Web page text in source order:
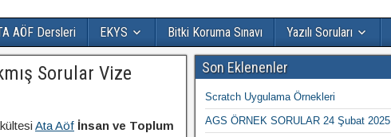
AÖF Dersleri EKYS Bitki Koruma Sınavı Yazılı Soruları
Sorular Vize
Ata Aöf İnsan ve Toplum
Son Eklenenler
Scratch Uygulama Örnekleri
AGS ÖRNEK SORULAR 24 Şubat 2025